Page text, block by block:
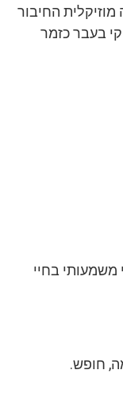
החיבור
בעבר כזמר
הכי משמעותי בחיי
חופש.